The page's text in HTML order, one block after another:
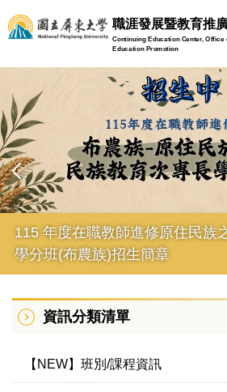
跳
到
要
容
區
職涯發展暨教育推
Continuing Education Center, Office
Education Promotion
115 年度在職教師進修原住民族
學分班(布農族)招生簡章
資訊分類清單
【NEW】班別/課程資訊